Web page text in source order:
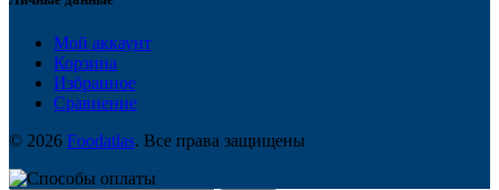
Мой аккаунт
Корзина
Избранное
Сравнение
© 2026 Foodatlas. Все права защищены